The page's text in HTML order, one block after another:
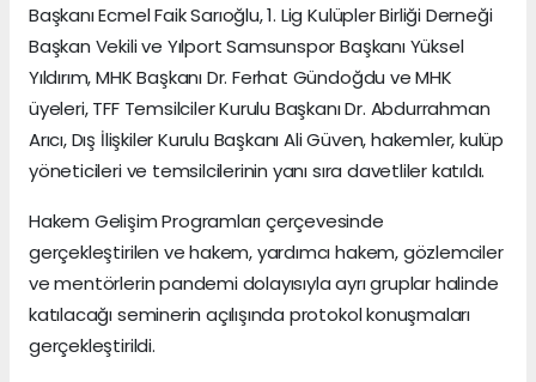
Başkanı Ecmel Faik Sarıoğlu, 1. Lig Kulüpler Birliği Derneği
Başkan Vekili ve Yılport Samsunspor Başkanı Yüksel
Yıldırım, MHK Başkanı Dr. Ferhat Gündoğdu ve MHK
üyeleri, TFF Temsilciler Kurulu Başkanı Dr. Abdurrahman
Arıcı, Dış İlişkiler Kurulu Başkanı Ali Güven, hakemler, kulüp
yöneticileri ve temsilcilerinin yanı sıra davetliler katıldı.
Hakem Gelişim Programları çerçevesinde
gerçekleştirilen ve hakem, yardımcı hakem, gözlemciler
ve mentörlerin pandemi dolayısıyla ayrı gruplar halinde
katılacağı seminerin açılışında protokol konuşmaları
gerçekleştirildi.